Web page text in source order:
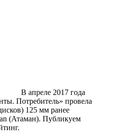
В апреле 2017 года
Потребитель» провела
125 мм ранее
(Атаман). Публикуем